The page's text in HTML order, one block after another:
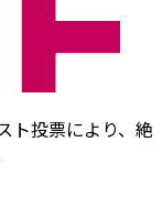
ト投票により、絶